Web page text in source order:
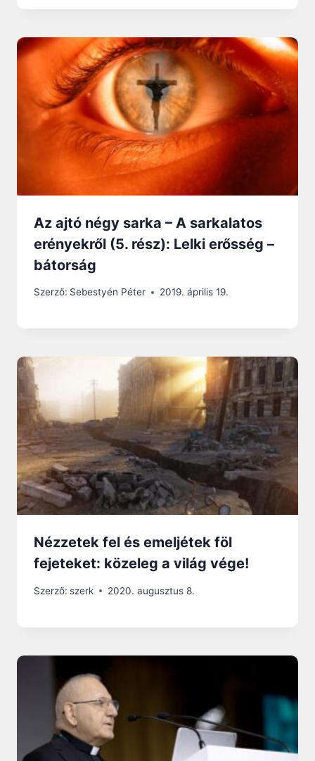
Az ajtó négy sarka – A sarkalatos
erényekről (5. rész): Lelki erősség –
bátorság
Szerző: Sebestyén Péter 2019. április 19.
Nézzetek fel és emeljétek föl
fejeteket: közeleg a világ vége!
Szerző: szerk 2020. augusztus 8.